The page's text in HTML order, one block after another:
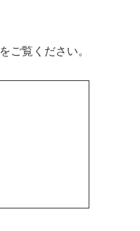
をご覧ください。